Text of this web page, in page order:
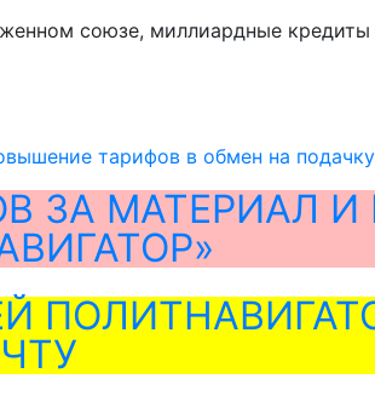
союзе, миллиардные
тарифов в обмен на
ЗА МАТЕРИАЛ